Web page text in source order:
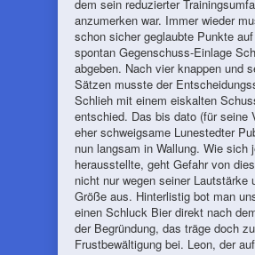
dem sein reduzierter
anzumerken war. Immer wieder
schon sicher geglaubte Punkte
spontan Gegenschuss-Einlage
abgeben. Nach vier knappen und
Sätzen musste der
Schlieh mit einem eiskalten
entschied. Das bis dato (für seine
eher schweigsame Lunestedter
nun langsam in Wallung. Wie sich
herausstellte, geht Gefahr von
nicht nur wegen seiner Lautstärke
Größe aus. Hinterlistig bot man
einen Schluck Bier direkt nach
der Begründung, das träge doch
Frustbewältigung bei. Leon, der